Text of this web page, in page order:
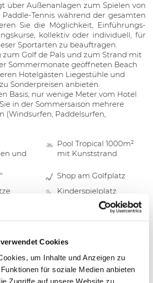
Cookies
um Inhalte und Anzeigen zu
für soziale Medien anbieten
Zugriffe auf unsere Website zu
über Außenanlagen zum Spielen von
Paddle-Tennis während der gesamten
Sie die Möglichkeit, Einführungs-
kollektiv oder individuell, für
Sportarten zu beauftragen.
Golf de Pals und zum Strand mit
Sommermonate geöffneten Beach
Hotelgästen Liegestühle und
Sonderpreisen anbieten.
Basis, nur wenige Meter vom Hotel
in der Sommersaison mehrere
(Windsurfen, Paddelsurfen,
und
Pool Tropical 1000m²
mit Kunststrand
Shop am Golfplatz
Kinderspielplatz
2 Tennisquick plätze
Tischtennis
Windsurfing-Kurse